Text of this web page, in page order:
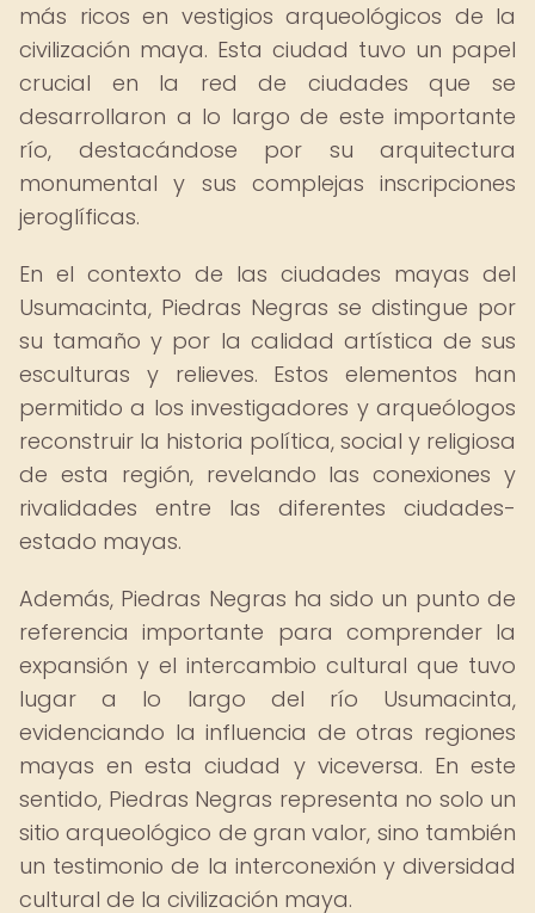
más ricos en vestigios arqueológicos de la
civilización maya. Esta ciudad tuvo un papel
crucial en la red de ciudades que se
desarrollaron a lo largo de este importante
río, destacándose por su arquitectura
monumental y sus complejas inscripciones
jeroglíficas.
En el contexto de las ciudades mayas del
Usumacinta, Piedras Negras se distingue por
su tamaño y por la calidad artística de sus
esculturas y relieves. Estos elementos han
permitido a los investigadores y arqueólogos
reconstruir la historia política, social y religiosa
de esta región, revelando las conexiones y
rivalidades entre las diferentes ciudades-
estado mayas.
Además, Piedras Negras ha sido un punto de
referencia importante para comprender la
expansión y el intercambio cultural que tuvo
lugar a lo largo del río Usumacinta,
evidenciando la influencia de otras regiones
mayas en esta ciudad y viceversa. En este
sentido, Piedras Negras representa no solo un
sitio arqueológico de gran valor, sino también
un testimonio de la interconexión y diversidad
cultural de la civilización maya.